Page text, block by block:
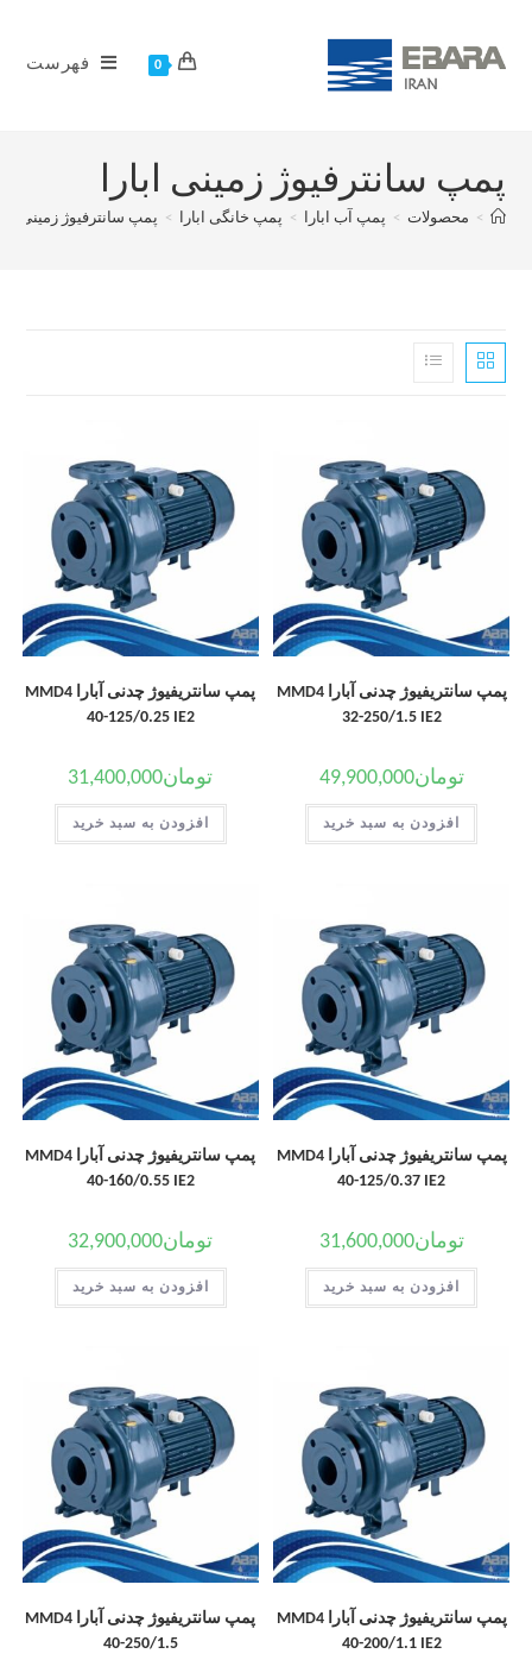
0 فهرست
پمپ سانترفیوژ زمینی ابارا
> محصولات > پمپ آب ابارا > پمپ خانگی ابارا > پمپ سانترفیوژ زمینی
پمپ سانتریفیوژ چدنی آبارا MMD4
32-250/1.5 IE2
تومان49,900,000
افزودن به سبد خرید
پمپ سانتریفیوژ چدنی آبارا MMD4
40-125/0.25 IE2
تومان31,400,000
افزودن به سبد خرید
پمپ سانتریفیوژ چدنی آبارا MMD4
40-125/0.37 IE2
تومان31,600,000
افزودن به سبد خرید
پمپ سانتریفیوژ چدنی آبارا MMD4
40-160/0.55 IE2
تومان32,900,000
افزودن به سبد خرید
پمپ سانتریفیوژ چدنی آبارا MMD4
40-200/1.1 IE2
پمپ سانتریفیوژ چدنی آبارا MMD4
40-250/1.5